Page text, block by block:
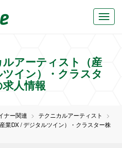
アーティスト（産
イン）・クラスタ
人情報
ナー関連
テクニカルアーティスト
業DX / デジタルツイン）・クラスター株